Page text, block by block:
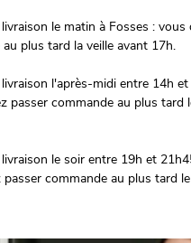
le matin à Fosses : vous
plus tard la veille avant 17h.
l'après-midi entre 14h
passer commande au plus tard
le soir entre 19h et
passer commande au plus tard